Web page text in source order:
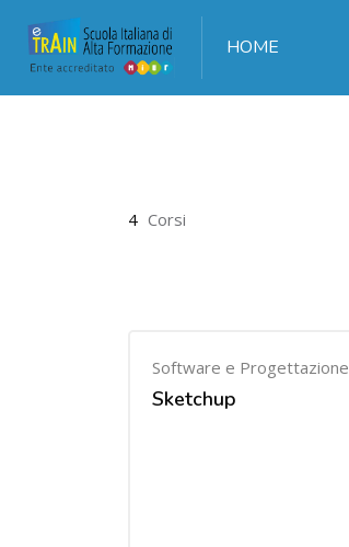
HOME
4 Corsi
Software e Progettazione
Sketchup